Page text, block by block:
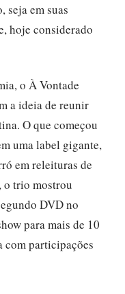
seja em suas
hoje considerado
o À Vontade
a ideia de reunir
O que começou
uma label gigante,
em releituras de
o trio mostrou
DVD no
para mais de 10
com participações